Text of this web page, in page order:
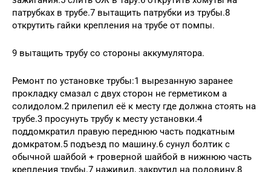
патрубках в трубе.7 вытащить патрубки из трубы.8
открутить гайки крепления на трубе от помпы.
9 вытащить трубу со стороны аккумулятора.
Ремонт по установке трубы:1 вырезанную заранее
прокладку смазал с двух сторон не герметиком а
солидолом.2 прилепил её к месту где должна стоять на
трубе.3 просунуть трубу к месту установки.4
поддомкратил правую переднюю часть подкатным
домкратом.5 подъезд по машину.6 сунул болтик с
обычной шайбой + гроверной шайбой в нижнюю часть
крепления трубы.7 наживил, закрутил на половину.8